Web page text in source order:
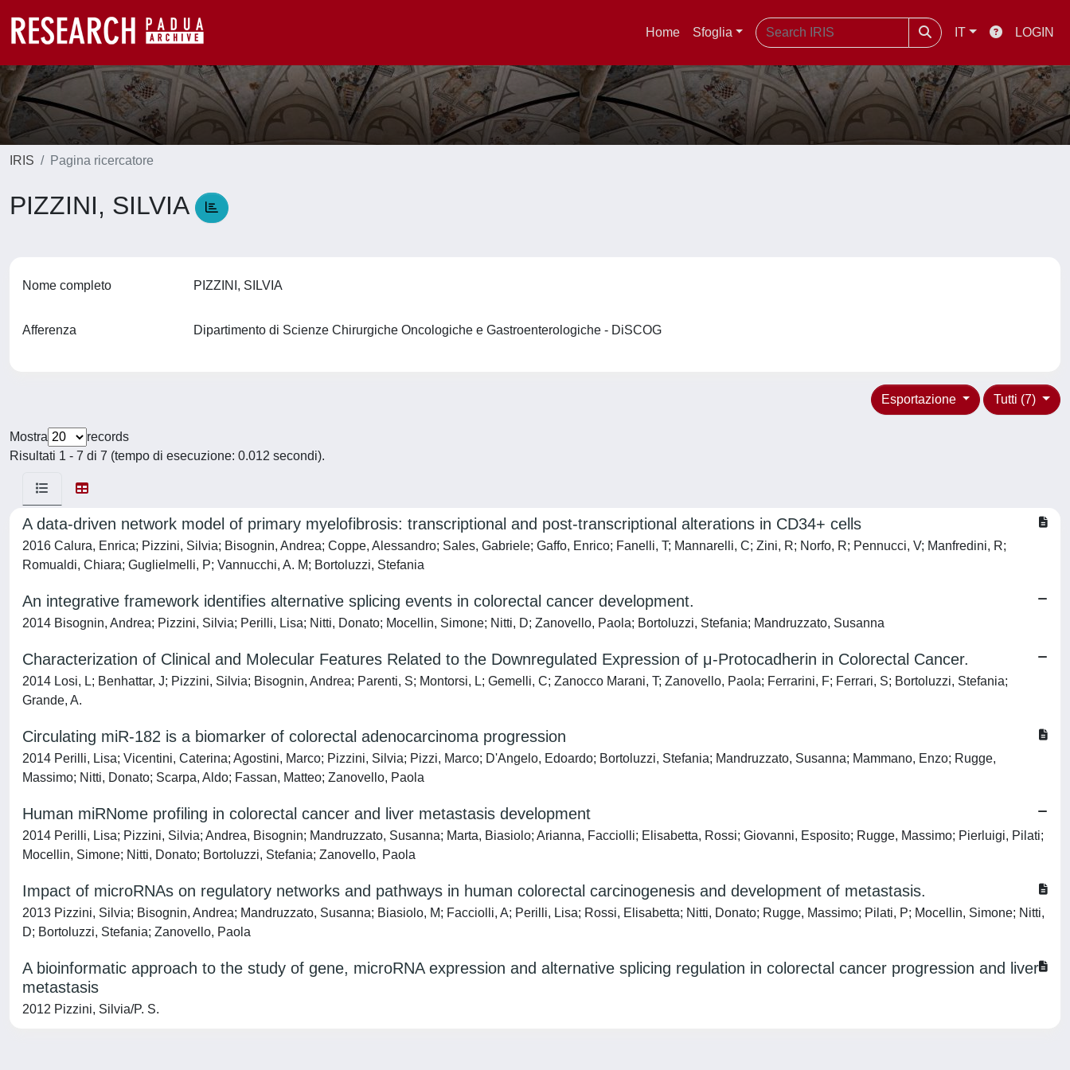
Home Sfoglia IT LOGIN
IRIS Pagina ricercatore
PIZZINI, SILVIA
Nome completo PIZZINI, SILVIA
Afferenza Dipartimento di Scienze Chirurgiche Oncologiche e Gastroenterologiche - DiSCOG
Tutti (7)
Esportazione
Mostra
records
Risultati 1 - 7 di 7 (tempo di esecuzione: 0.012 secondi).
A data-driven network model of primary myelofibrosis: transcriptional and post-transcriptional alterations in CD34+ cells
2016 Calura, Enrica; Pizzini, Silvia; Bisognin, Andrea; Coppe, Alessandro; Sales, Gabriele; Gaffo, Enrico; Fanelli, T; Mannarelli, C; Zini, R; Norfo, R; Pennucci, V; Manfredini, R;
Romualdi, Chiara; Guglielmelli, P; Vannucchi, A. M; Bortoluzzi, Stefania
An integrative framework identifies alternative splicing events in colorectal cancer development.
2014 Bisognin, Andrea; Pizzini, Silvia; Perilli, Lisa; Nitti, Donato; Mocellin, Simone; Nitti, D; Zanovello, Paola; Bortoluzzi, Stefania; Mandruzzato, Susanna
Characterization of Clinical and Molecular Features Related to the Downregulated Expression of μ-Protocadherin in Colorectal Cancer.
2014 Losi, L; Benhattar, J; Pizzini, Silvia; Bisognin, Andrea; Parenti, S; Montorsi, L; Gemelli, C; Zanocco Marani, T; Zanovello, Paola; Ferrarini, F; Ferrari, S; Bortoluzzi, Stefania;
Grande, A.
Circulating miR-182 is a biomarker of colorectal adenocarcinoma progression
2014 Perilli, Lisa; Vicentini, Caterina; Agostini, Marco; Pizzini, Silvia; Pizzi, Marco; D'Angelo, Edoardo; Bortoluzzi, Stefania; Mandruzzato, Susanna; Mammano, Enzo; Rugge,
Massimo; Nitti, Donato; Scarpa, Aldo; Fassan, Matteo; Zanovello, Paola
Human miRNome profiling in colorectal cancer and liver metastasis development
2014 Perilli, Lisa; Pizzini, Silvia; Andrea, Bisognin; Mandruzzato, Susanna; Marta, Biasiolo; Arianna, Facciolli; Elisabetta, Rossi; Giovanni, Esposito; Rugge, Massimo; Pierluigi, Pilati;
Mocellin, Simone; Nitti, Donato; Bortoluzzi, Stefania; Zanovello, Paola
Impact of microRNAs on regulatory networks and pathways in human colorectal carcinogenesis and development of metastasis.
2013 Pizzini, Silvia; Bisognin, Andrea; Mandruzzato, Susanna; Biasiolo, M; Facciolli, A; Perilli, Lisa; Rossi, Elisabetta; Nitti, Donato; Rugge, Massimo; Pilati, P; Mocellin, Simone; Nitti,
D; Bortoluzzi, Stefania; Zanovello, Paola
A bioinformatic approach to the study of gene, microRNA expression and alternative splicing regulation in colorectal cancer progression and liver
metastasis
2012 Pizzini, Silvia/P. S.